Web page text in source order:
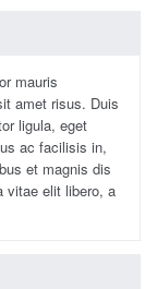
mauris
amet risus. Duis
ligula, eget
ac facilisis in,
et magnis dis
vitae elit libero, a